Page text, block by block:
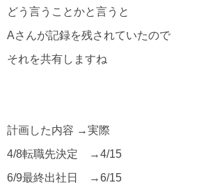
どう言うことかと言うと
Aさんが記録を残されていたので
それを共有しますね
計画した内容 →実際
4/8転職先決定 →4/15
6/9最終出社日 →6/15